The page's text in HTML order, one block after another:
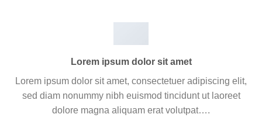
Lorem ipsum dolor sit amet
Lorem ipsum dolor sit amet, consectetuer adipiscing elit,
sed diam nonummy nibh euismod tincidunt ut laoreet
dolore magna aliquam erat volutpat….